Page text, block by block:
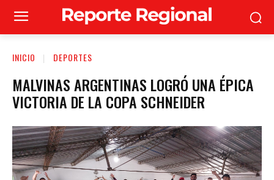
INICIO DEPORTES
MALVINAS ARGENTINAS LOGRÓ UNA ÉPICA
VICTORIA DE LA COPA SCHNEIDER